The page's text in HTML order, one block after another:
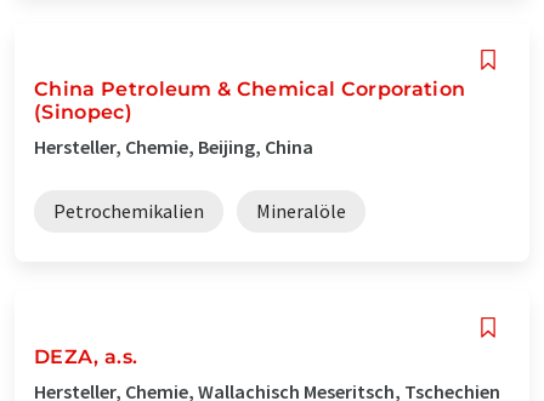
China Petroleum & Chemical Corporation
(Sinopec)
Hersteller, Chemie, Beijing, China
Petrochemikalien Mineralöle
DEZA, a.s.
Hersteller, Chemie, Wallachisch Meseritsch, Tschechien